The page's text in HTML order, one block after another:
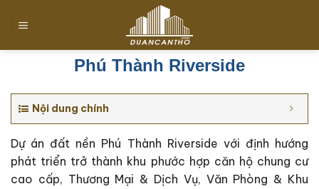
đến
Phú Thành Riverside
Nội dung chính
Dự án đất nền Phú Thành Riverside với định hướng
phát triển trở thành khu phước hợp căn hộ chung cư
cao cấp, Thương Mại & Dịch Vụ, Văn Phòng & Khu